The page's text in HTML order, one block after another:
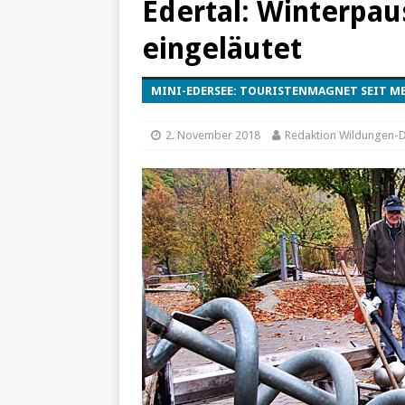
[ 25. Dezember 2024 ]
[ 20. Dezember 2024 ]
[ 7. Dezember 2024 ]
Edertal:
eingeläutet
MINI-EDERSEE: TOURISTENMAGNET SEIT
2. November 2018 Redaktion Wildungen-